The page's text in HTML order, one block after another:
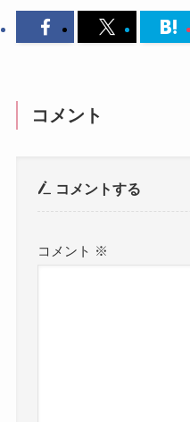
コメント
コメントする
コメント ※